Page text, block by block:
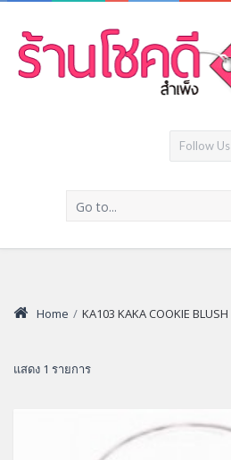
Follow Us
Go to...
Home / KA103 KAKA COOKIE BLUSH
แสดง 1 รายการ